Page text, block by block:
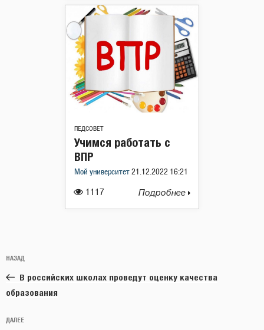
ПЕДСОВЕТ
1117
Учимся работать с
ВПР
Мой университет 21.12.2022 16:21
Подробнее
по
записям
Предыдущая
запись:
НАЗАД
В российских школах проведут оценку качества
образования
Следующая
ДАЛЕЕ